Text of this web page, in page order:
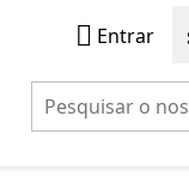
 Entrar